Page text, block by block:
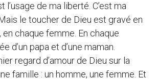
l’usage de ma liberté. C’est ma
le toucher de Dieu est gravé en
chaque femme. En chaque
d’un papa et d’une maman.
regard d’amour de Dieu sur la
famille : un homme, une femme. Et